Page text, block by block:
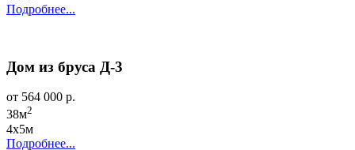
Подробнее...
Дом из бруса Д-3
от 564 000 р.
38м2
4х5м
Подробнее...